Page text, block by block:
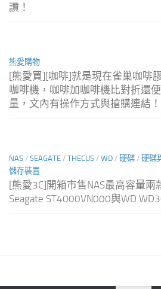
讚！
熊愛購物
[熊愛買][咖啡]就是現在雀巢咖啡
咖啡機，咖啡加咖啡機比對折還
量，文內有操作方式與搶購連結！
NAS / SEAGATE / THECUS / WD / 硬碟 / 硬碟
儲存裝置
[熊愛3C]開箱市售NAS最高容量
Seagate ST4000VN000與WD